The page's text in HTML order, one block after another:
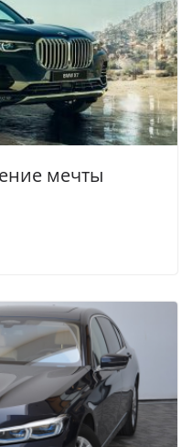
мечты